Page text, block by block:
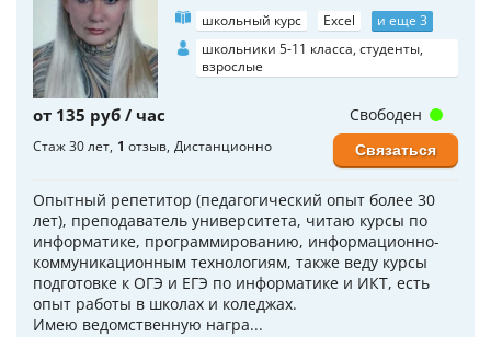
школьный курс Excel
и еще 3
школьники 5-11 класса, студенты,
взрослые
от 135 руб / час
Стаж 30 лет 1 отзыв Дистанционно
Опытный репетитор (педагогический опыт более 30
лет), преподаватель университета, читаю курсы по
информатике, программированию, информационно-
коммуникационным технологиям, также веду курсы
подготовке к ОГЭ и ЕГЭ по информатике и ИКТ, есть
опыт работы в школах и коледжах.
Имею ведомственную награ...
Свободен
Связаться